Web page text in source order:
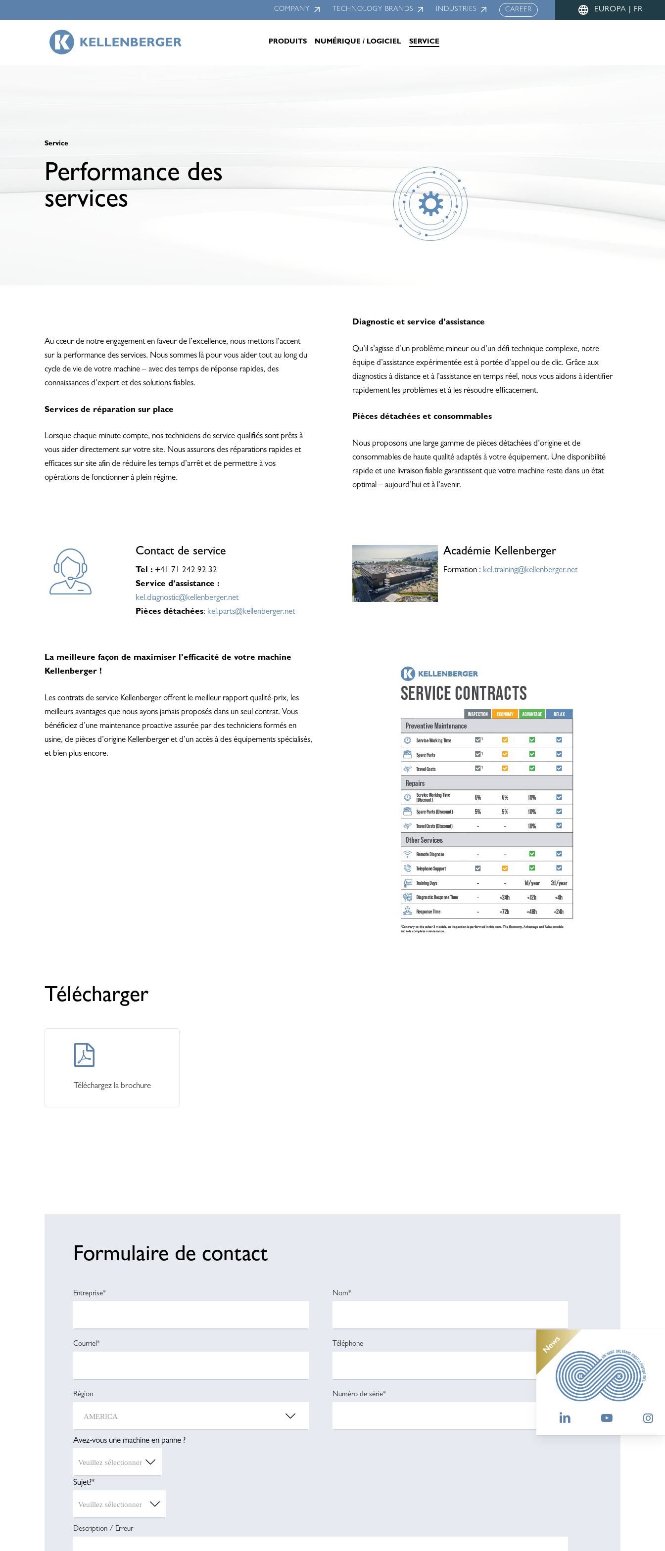
to
COMPANY TECHNOLOGY BRANDS INDUSTRIES CAREER EUROPA | FR
PRODUITS NUMÉRIQUE / LOGICIEL SERVICE
Service
Performance des
services
Au cœur de notre engagement en faveur de l’excellence, nous mettons l’accent
sur la performance des services. Nous sommes là pour vous aider tout au long du
cycle de vie de votre machine – avec des temps de réponse rapides, des
connaissances d’expert et des solutions fiables.
Services de réparation sur place
Lorsque chaque minute compte, nos techniciens de service qualifiés sont prêts à
vous aider directement sur votre site. Nous assurons des réparations rapides et
efficaces sur site afin de réduire les temps d’arrêt et de permettre à vos
opérations de fonctionner à plein régime.
Diagnostic et service d’assistance
Qu’il s’agisse d’un problème mineur ou d’un défi technique complexe, notre
équipe d’assistance expérimentée est à portée d’appel ou de clic. Grâce aux
diagnostics à distance et à l’assistance en temps réel, nous vous aidons à identifier
rapidement les problèmes et à les résoudre efficacement.
Pièces détachées et consommables
Nous proposons une large gamme de pièces détachées d’origine et de
consommables de haute qualité adaptés à votre équipement. Une disponibilité
rapide et une livraison fiable garantissent que votre machine reste dans un état
optimal – aujourd’hui et à l’avenir.
Contact de service
Tel : +41 71 242 92 32
Service d’assistance :
kel.diagnostic@kellenberger.net
Pièces détachées: kel.parts@kellenberger.net
Académie Kellenberger
Formation : kel.training@kellenberger.net
La meilleure façon de maximiser l’efficacité de votre machine
Kellenberger !
Les contrats de service Kellenberger offrent le meilleur rapport qualité-prix, les
meilleurs avantages que nous ayons jamais proposés dans un seul contrat. Vous
bénéficiez d’une maintenance proactive assurée par des techniciens formés en
usine, de pièces d’origine Kellenberger et d’un accès à des équipements spécialisés,
et bien plus encore.
Télécharger
Téléchargez la brochure
Formulaire de contact
Entreprise* Nom*
Courriel* Téléphone
Région Numéro de série*
Avez-vous une machine en panne ?
Sujet?*
Description / Erreur
Menu